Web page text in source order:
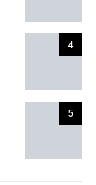
4
5